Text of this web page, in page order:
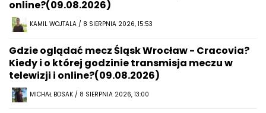
online?(09.08.2026)
KAMIL WOJTALA / 8 SIERPNIA 2026, 15:53
Gdzie oglądać mecz Śląsk Wrocław - Cracovia?
Kiedy i o której godzinie transmisja meczu w
telewizji i online?(09.08.2026)
MICHAŁ BOSAK / 8 SIERPNIA 2026, 13:00